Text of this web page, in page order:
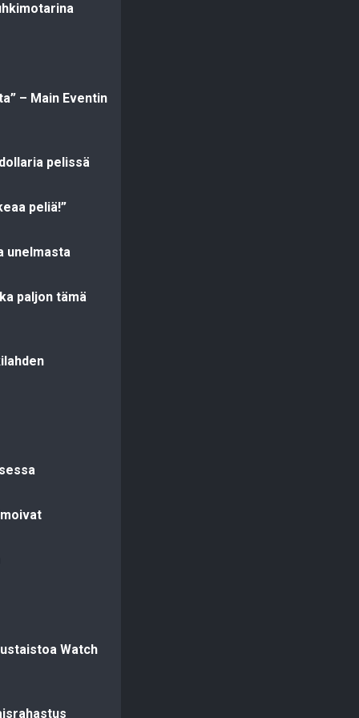
– Main Eventin
pelissä
peliä!”
unelmasta
paljon tämä
Watch